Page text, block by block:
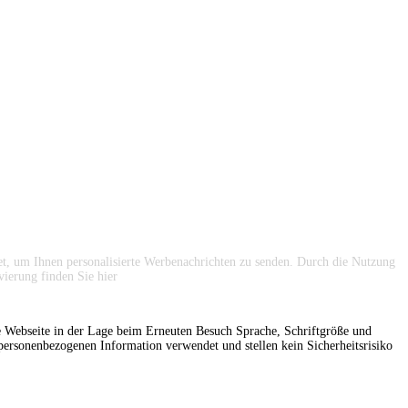
Ihnen personalisierte Werbenachrichten zu senden. Durch die Nutzung
finden Sie hier
in der Lage beim Erneuten Besuch Sprache, Schriftgröße und
Information verwendet und stellen kein Sicherheitsrisiko